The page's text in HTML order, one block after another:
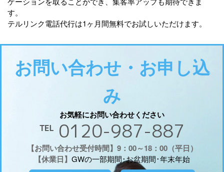
す。
テルリンク電話代行は1ヶ月間無料でお試しいただけます。
お問い合わせ・お申し込
み
お気軽にお問い合わせください
℡ 0120-987-887
【お問い合わせ受付時間】9：00～18：00（平日）
【休業日】 GWの一部期間･お盆期間･年末年始